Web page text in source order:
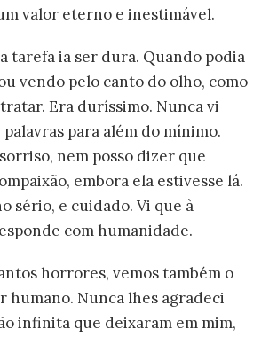
valor eterno e inestimável.
tarefa ia ser dura. Quando podia
vendo pelo canto do olho, como
Era duríssimo. Nunca vi
para além do mínimo.
nem posso dizer que
embora ela estivesse lá.
sério, e cuidado. Vi que à
com humanidade.
horrores, vemos também o
humano. Nunca lhes agradeci
infinita que deixaram em mim,